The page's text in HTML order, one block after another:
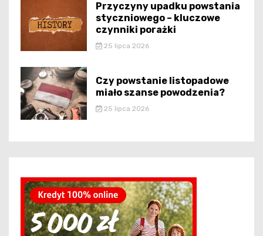
Przyczyny upadku powstania
styczniowego – kluczowe
czynniki porażki
25 lipca 2026
Czy powstanie listopadowe
miało szanse powodzenia?
25 lipca 2026